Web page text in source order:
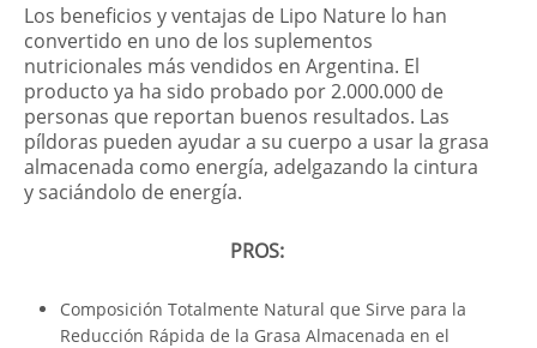
Los beneficios y ventajas de Lipo Nature lo han
convertido en uno de los suplementos
nutricionales más vendidos en Argentina. El
producto ya ha sido probado por 2.000.000 de
personas que reportan buenos resultados. Las
píldoras pueden ayudar a su cuerpo a usar la grasa
almacenada como energía, adelgazando la cintura
y saciándolo de energía.
PROS:
Composición Totalmente Natural que Sirve para la
Reducción Rápida de la Grasa Almacenada en el